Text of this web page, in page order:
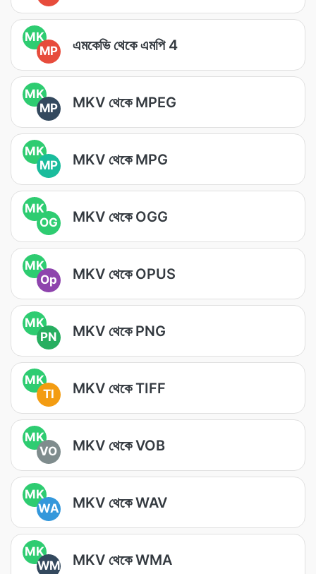
MK
MP
এমকেভি থেকে এমপি 4
MK
MP
MKV থেকে MPEG
MK
MP
MKV থেকে MPG
MK
OG
MKV থেকে OGG
MK
Op
MKV থেকে OPUS
MK
PN
MKV থেকে PNG
MK
TI
MKV থেকে TIFF
MK
VO
MKV থেকে VOB
MK
WA
MKV থেকে WAV
MK
WM
MKV থেকে WMA